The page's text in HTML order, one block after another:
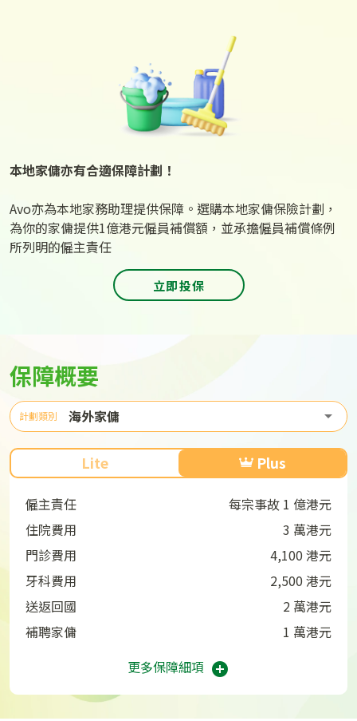
本地家傭亦有合適保障計劃！
Avo亦為本地家務助理提供保障。選購本地家傭保險計劃，
為你的家傭提供1億港元僱員補償額，並承擔僱員補償條例
所列明的僱主責任
立即投保
保障概要
計劃類別 海外家傭
Lite Plus
僱主責任
每宗事故 1 億港元
住院費用
3 萬港元
門診費用
4,100 港元
牙科費用
2,500 港元
送返回國
2 萬港元
補聘家傭
1 萬港元
更多保障細項